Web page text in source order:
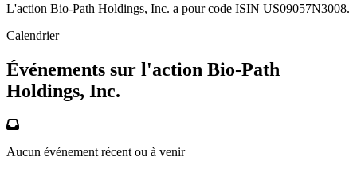
L'action Bio-Path Holdings, Inc. a pour code ISIN US09057N3008.
Calendrier
Événements sur l'action Bio-Path
Holdings, Inc.
Aucun événement récent ou à venir